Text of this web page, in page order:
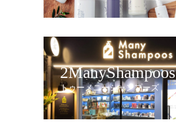
2ManyShampoos
トゥーメニーシャンプーズ